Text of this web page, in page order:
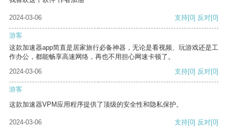
2024-03-06 支持[0] 反对[0]
游客
这款加速器app简直是居家旅行必备神器，无论是看视频、玩游戏还是工
作办公，都能畅享高速网络，再也不用担心网速卡顿了。
2024-03-06
支持[0] 反对[0]
游客
这款加速器VPM应用程序提供了顶级的安全性和隐私保护。
2024-03-06 支持[0] 反对[0]